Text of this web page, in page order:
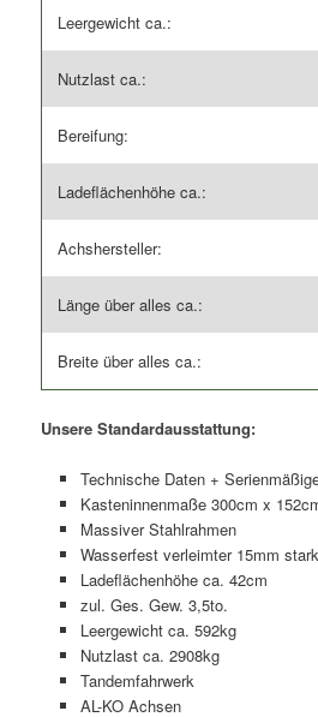
Leergewicht ca.:
Nutzlast ca.:
Bereifung:
Ladeflächenhöhe ca.:
Achshersteller:
Länge über alles ca.:
Breite über alles ca.:
Unsere Standardausstattung:
Technische Daten +
Kasteninnenmaße 300cm x
Massiver Stahlrahmen
Wasserfest verleimter 15mm
Ladeflächenhöhe ca. 42cm
zul. Ges. Gew. 3,5to.
Leergewicht ca. 592kg
Nutzlast ca. 2908kg
Tandemfahrwerk
AL-KO Achsen